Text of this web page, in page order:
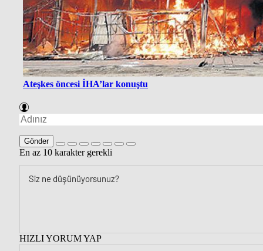
Ateşkes öncesi İHA’lar konuştu
Gönder
En az 10 karakter gerekli
HIZLI YORUM YAP